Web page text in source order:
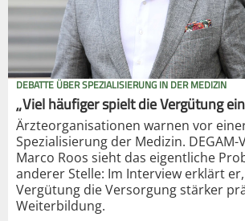
DEBATTE ÜBER SPEZIALISIERUNG IN DER MEDIZIN
„Viel häufiger spielt die Vergütung
Ärzteorganisationen warnen vor
Spezialisierung der Medizin.
Marco Roos sieht das eigentliche
anderer Stelle: Im Interview erklärt
Vergütung die Versorgung stärker
Weiterbildung.